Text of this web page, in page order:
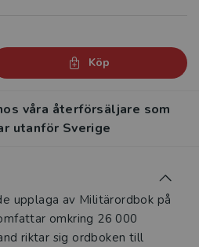
Köp
våra återförsäljare som
utanför Sverige
upplaga av Militärordbok på
omkring 26 000
riktar sig ordboken till